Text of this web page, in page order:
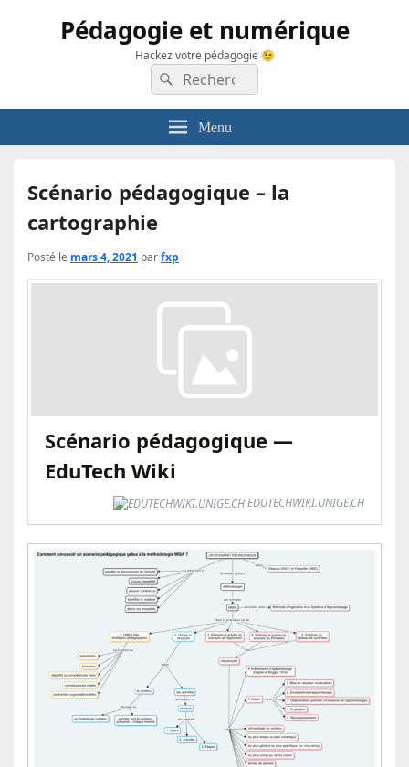
Pédagogie et numérique
Hackez votre pédagogie 😉
Recherche :
Rechercher
Menu
Scénario pédagogique – la
cartographie
Posté le mars 4, 2021 parfxp
Scénario pédagogique —
EduTech Wiki
EDUTECHWIKI.UNIGE.CH